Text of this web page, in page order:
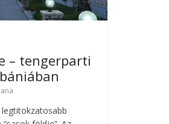
– tengerparti